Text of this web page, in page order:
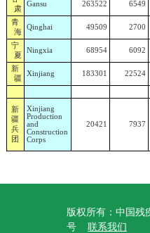
肃
Gansu 263522 6549
青
海
Qinghai 49509 2700
宁
夏
Ningxia 68954 6092
新
疆
Xinjiang 183301 22524
新
疆
兵
团
Xinjiang
Production
and
Construction
Corps
20421 7937
版权所有：中国残
号 联系我们